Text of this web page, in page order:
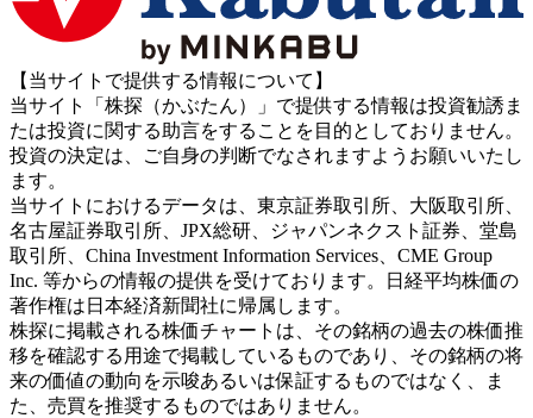
【当サイトで提供する情報について】
当サイト「株探（かぶたん）」で提供する情報は投資勧誘ま
たは投資に関する助言をすることを目的としておりません。
投資の決定は、ご自身の判断でなされますようお願いいたし
ます。
当サイトにおけるデータは、東京証券取引所、大阪取引所、
名古屋証券取引所、JPX総研、ジャパンネクスト証券、堂島
取引所、China Investment Information Services、CME Group
Inc. 等からの情報の提供を受けております。日経平均株価の
著作権は日本経済新聞社に帰属します。
株探に掲載される株価チャートは、その銘柄の過去の株価推
移を確認する用途で掲載しているものであり、その銘柄の将
来の価値の動向を示唆あるいは保証するものではなく、ま
た、売買を推奨するものではありません。